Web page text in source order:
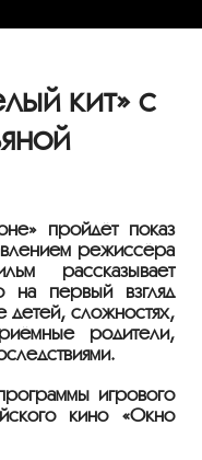
кит» с
пройдёт показ
режиссёра
рассказывает
на первый взгляд
детей, сложностях,
родители,
игрового
кино «Окно